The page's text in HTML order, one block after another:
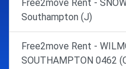
Free2move Rent -
Southampton (J)
Free2move Rent -
SOUTHAMPTON 0462